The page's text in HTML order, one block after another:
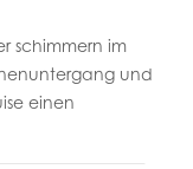
schimmern im
und
einen